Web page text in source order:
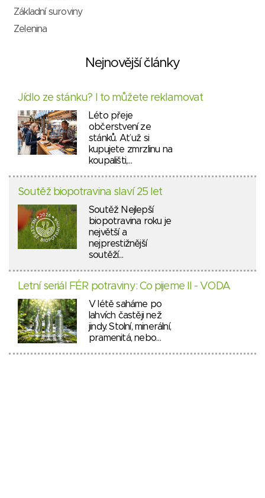
Základní suroviny
Zelenina
Nejnovější články
Jídlo ze stánku? I to můžete reklamovat
Léto přeje
občerstvení ze
stánků. Ať už si
kupujete zmrzlinu na
koupališti,…
Soutěž biopotravina slaví 25 let
Soutěž Nejlepší
biopotravina roku je
největší a
nejprestižnější
soutěží…
Letní seriál FÉR potraviny: Co pijeme II - VODA
V létě saháme po
lahvích častěji než
jindy. Stolní, minerální,
pramenitá, nebo…